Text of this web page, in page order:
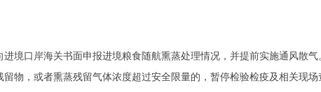
境口岸海关书面申报进境粮食随航熏蒸处理情况，并提前实施通风散气
物，或者熏蒸残留气体浓度超过安全限量的，暂停检验检疫及相关现场